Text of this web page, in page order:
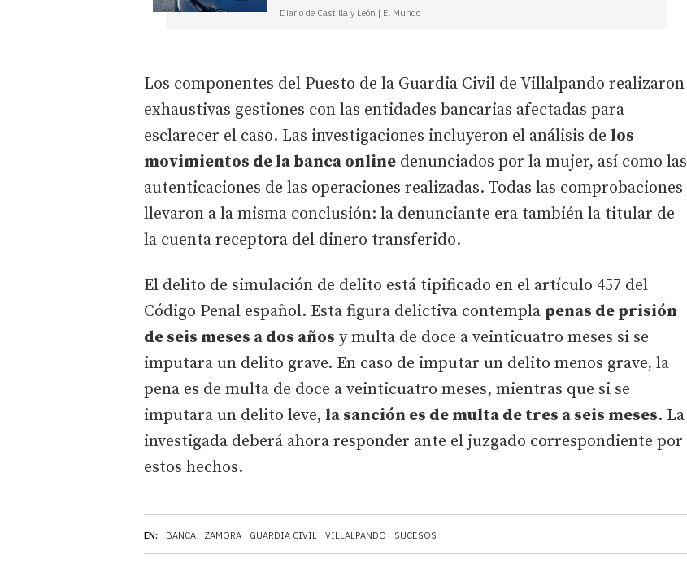
EN: BANCA ZAMORA GUARDIA CIVIL VILLALPANDO SUCESOS
Diario de Castilla y León | El Mundo
Los componentes del Puesto de la Guardia Civil de Villalpando realizaron
exhaustivas gestiones con las entidades bancarias afectadas para
esclarecer el caso. Las investigaciones incluyeron el análisis de los
movimientos de la banca online denunciados por la mujer, así como las
autenticaciones de las operaciones realizadas. Todas las comprobaciones
llevaron a la misma conclusión: la denunciante era también la titular de
la cuenta receptora del dinero transferido.
El delito de simulación de delito está tipificado en el artículo 457 del
Código Penal español. Esta figura delictiva contempla penas de prisión
de seis meses a dos años y multa de doce a veinticuatro meses si se
imputara un delito grave. En caso de imputar un delito menos grave, la
pena es de multa de doce a veinticuatro meses, mientras que si se
imputara un delito leve, la sanción es de multa de tres a seis meses. La
investigada deberá ahora responder ante el juzgado correspondiente por
estos hechos.